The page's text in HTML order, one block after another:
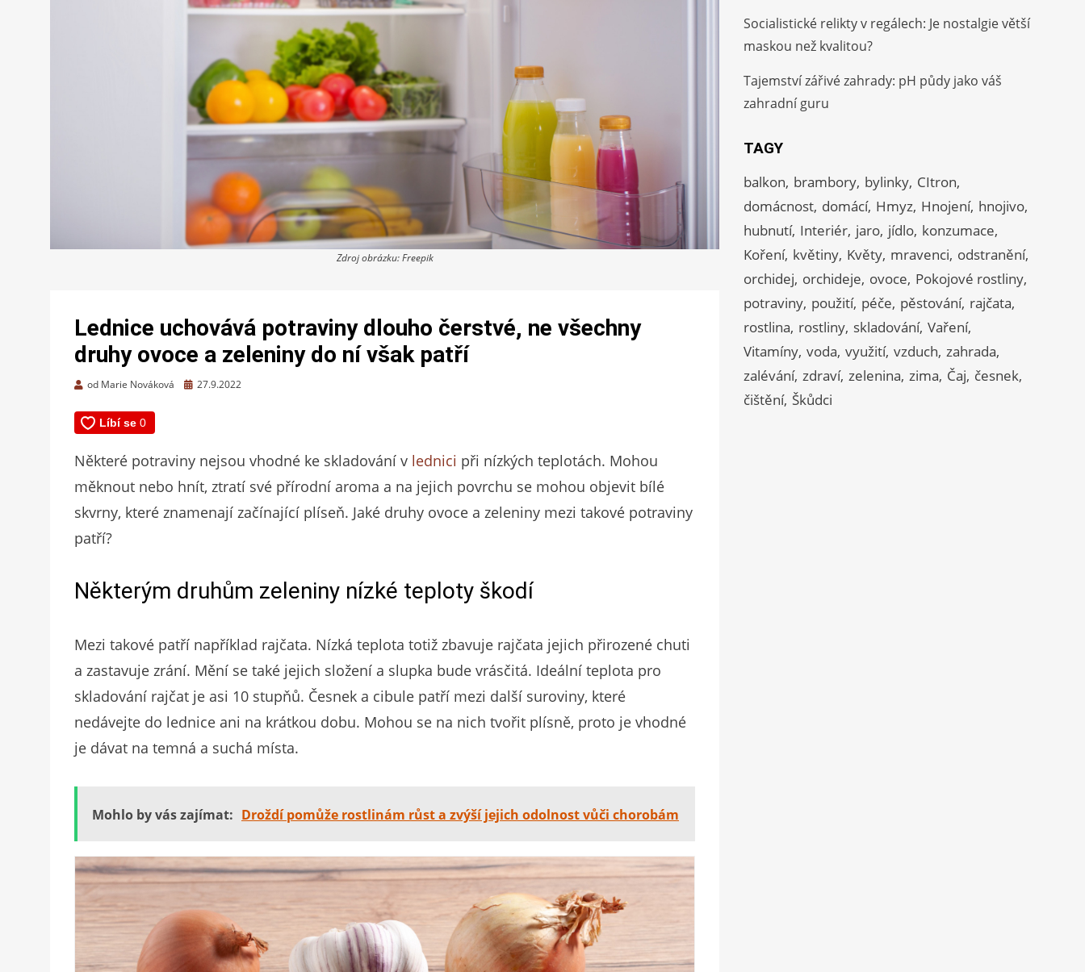
Zdroj obrázku: Freepik
Lednice uchovává potraviny dlouho čerstvé, ne všechny
druhy ovoce a zeleniny do ní však patří
od Marie Nováková
Zveřejněno
27.9.2022
Některé potraviny nejsou vhodné ke skladování v lednici při nízkých teplotách. Mohou
měknout nebo hnít, ztratí své přírodní aroma a na jejich povrchu se mohou objevit bílé
skvrny, které znamenají začínající plíseň. Jaké druhy ovoce a zeleniny mezi takové potraviny
patří?
Některým druhům zeleniny nízké teploty škodí
Mezi takové patří například rajčata. Nízká teplota totiž zbavuje rajčata jejich přirozené chuti
a zastavuje zrání. Mění se také jejich složení a slupka bude vrásčitá. Ideální teplota pro
skladování rajčat je asi 10 stupňů. Česnek a cibule patří mezi další suroviny, které
nedávejte do lednice ani na krátkou dobu. Mohou se na nich tvořit plísně, proto je vhodné
je dávat na temná a suchá místa.
Mohlo by vás zajímat: Droždí pomůže rostlinám růst a zvýší jejich odolnost vůči chorobám
Socialistické relikty v regálech: Je nostalgie větší
maskou než kvalitou?
Tajemství zářivé zahrady: pH půdy jako váš
zahradní guru
TAGY
balkon brambory bylinky CItron
domácnost domácí Hmyz Hnojení hnojivo
hubnutí Interiér jaro jídlo konzumace
Koření květiny Květy mravenci odstranění
orchidej orchideje ovoce Pokojové rostliny
potraviny použití péče pěstování rajčata
rostlina rostliny skladování Vaření
Vitamíny voda využití vzduch zahrada
zalévání zdraví zelenina zima Čaj česnek
čištění Škůdci